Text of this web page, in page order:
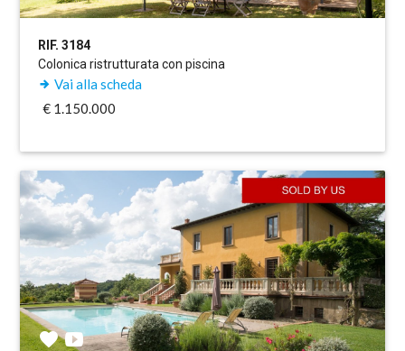
RIF. 3184
Colonica ristrutturata con piscina
Vai alla scheda
€ 1.150.000